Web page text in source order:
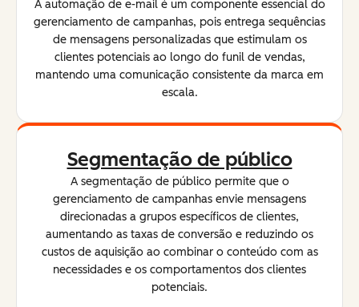
A automação de e-mail é um componente essencial do
gerenciamento de campanhas, pois entrega sequências
de mensagens personalizadas que estimulam os
clientes potenciais ao longo do funil de vendas,
mantendo uma comunicação consistente da marca em
escala.
Segmentação de público
A segmentação de público permite que o
gerenciamento de campanhas envie mensagens
direcionadas a grupos específicos de clientes,
aumentando as taxas de conversão e reduzindo os
custos de aquisição ao combinar o conteúdo com as
necessidades e os comportamentos dos clientes
potenciais.